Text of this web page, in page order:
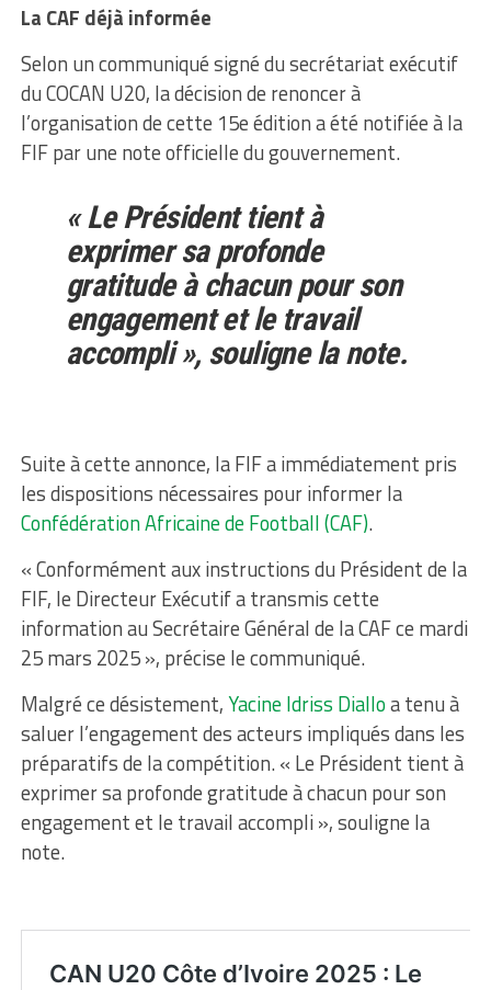
La CAF déjà informée
Selon un communiqué signé du secrétariat exécutif
du COCAN U20, la décision de renoncer à
l’organisation de cette 15e édition a été notifiée à la
FIF par une note officielle du gouvernement.
« Le Président tient à
exprimer sa profonde
gratitude à chacun pour son
engagement et le travail
accompli », souligne la note.
Suite à cette annonce, la FIF a immédiatement pris
les dispositions nécessaires pour informer la
Confédération Africaine de Football (CAF).
« Conformément aux instructions du Président de la
FIF, le Directeur Exécutif a transmis cette
information au Secrétaire Général de la CAF ce mardi
25 mars 2025 », précise le communiqué.
Malgré ce désistement,Yacine Idriss Dialloa tenu à
saluer l’engagement des acteurs impliqués dans les
préparatifs de la compétition. « Le Président tient à
exprimer sa profonde gratitude à chacun pour son
engagement et le travail accompli », souligne la
note.